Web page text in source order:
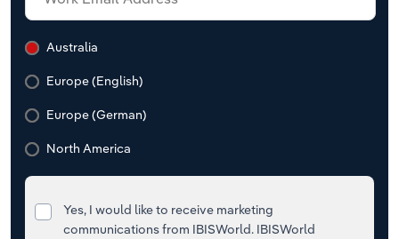
Australia
Europe (English)
Europe (German)
North America
Yes, I would like to receive marketing
communications from IBISWorld. IBISWorld